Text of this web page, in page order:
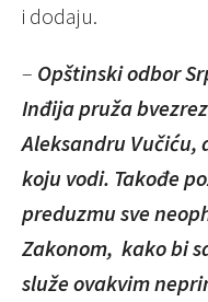
i dodaju.
– Opštinskiodbor
Inđijapruža
Aleksandru Vučiću,
koju vodi. Takođe
preduzmusve
Zakonom, kakobi
služeovakvim